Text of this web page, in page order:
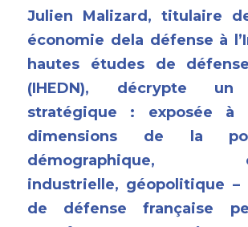
Julien Malizard, titulaire
économie dela défense à
hautes études de
(IHEDN), décrypte un
stratégique : exposée à
dimensions de la
démographique,
industrielle, géopolitique –
de défense française